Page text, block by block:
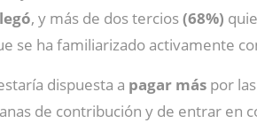
, y más de dos tercios(68%)
se ha familiarizado activamente
dispuesta a pagar más por
de contribución y de entrar en